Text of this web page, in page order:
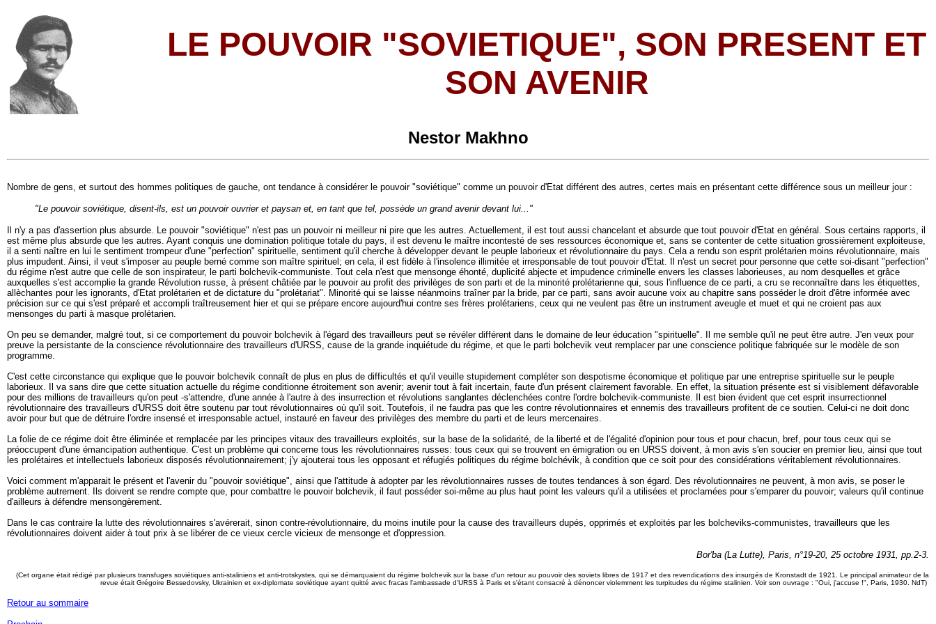
LE POUVOIR "SOVIETIQUE", SON PRESENT ET
SON AVENIR
Nestor Makhno
Nombre de gens, et surtout des hommes politiques de gauche, ont tendance à considérer le pouvoir "soviétique" comme un pouvoir d'Etat différent des autres, certes mais en présentant cette différence sous un meilleur jour :
"Le pouvoir soviétique, disent-ils, est un pouvoir ouvrier et paysan et, en tant que tel, possède un grand avenir devant lui..."
Il n'y a pas d'assertion plus absurde. Le pouvoir "soviétique" n'est pas un pouvoir ni meilleur ni pire que les autres. Actuellement, il est tout aussi chancelant et absurde que tout pouvoir d'Etat en général. Sous certains rapports, il
est même plus absurde que les autres. Ayant conquis une domination politique totale du pays, il est devenu le maître incontesté de ses ressources économique et, sans se contenter de cette situation grossièrement exploiteuse,
il a senti naître en lui le sentiment trompeur d'une "perfection" spirituelle, sentiment qu'il cherche à développer devant le peuple laborieux et révolutionnaire du pays. Cela a rendu son esprit prolétarien moins révolutionnaire, mais
plus impudent. Ainsi, il veut s'imposer au peuple berné comme son maître spirituel; en cela, il est fidèle à l'insolence illimitée et irresponsable de tout pouvoir d'Etat. Il n'est un secret pour personne que cette soi-disant "perfection"
du régime n'est autre que celle de son inspirateur, le parti bolchevik-communiste. Tout cela n'est que mensonge éhonté, duplicité abjecte et impudence criminelle envers les classes laborieuses, au nom desquelles et grâce
auxquelles s'est accomplie la grande Révolution russe, à présent châtiée par le pouvoir au profit des privilèges de son parti et de la minorité prolétarienne qui, sous l'influence de ce parti, a cru se reconnaître dans les étiquettes,
allèchantes pour les ignorants, d'Etat prolétarien et de dictature du "prolétariat". Minorité qui se laisse néanmoins traîner par la bride, par ce parti, sans avoir aucune voix au chapitre sans posséder le droit d'être informée avec
précision sur ce qui s'est préparé et accompli traîtreusement hier et qui se prépare encore aujourd'hui contre ses frères prolétariens, ceux qui ne veulent pas être un instrument aveugle et muet et qui ne croient pas aux
mensonges du parti à masque prolétarien.
On peu se demander, malgré tout, si ce comportement du pouvoir bolchevik à l'égard des travailleurs peut se révéler différent dans le domaine de leur éducation "spirituelle". Il me semble qu'il ne peut être autre. J'en veux pour
preuve la persistante de la conscience révolutionnaire des travailleurs d'URSS, cause de la grande inquiétude du régime, et que le parti bolchevik veut remplacer par une conscience politique fabriquée sur le modèle de son
programme.
C'est cette circonstance qui explique que le pouvoir bolchevik connaît de plus en plus de difficultés et qu'il veuille stupidement compléter son despotisme économique et politique par une entreprise spirituelle sur le peuple
laborieux. Il va sans dire que cette situation actuelle du régime conditionne étroitement son avenir; avenir tout à fait incertain, faute d'un présent clairement favorable. En effet, la situation présente est si visiblement défavorable
pour des millions de travailleurs qu'on peut -s'attendre, d'une année à l'autre à des insurrection et révolutions sanglantes déclenchées contre l'ordre bolchevik-communiste. Il est bien évident que cet esprit insurrectionnel
révolutionnaire des travailleurs d'URSS doit être soutenu par tout révolutionnaires où qu'il soit. Toutefois, il ne faudra pas que les contre révolutionnaires et ennemis des travailleurs profitent de ce soutien. Celui-ci ne doit donc
avoir pour but que de détruire l'ordre insensé et irresponsable actuel, instauré en faveur des privilèges des membre du parti et de leurs mercenaires.
La folie de ce régime doit être éliminée et remplacée par les principes vitaux des travailleurs exploités, sur la base de la solidarité, de la liberté et de l'égalité d'opinion pour tous et pour chacun, bref, pour tous ceux qui se
préoccupent d'une émancipation authentique. C'est un problème qui concerne tous les révolutionnaires russes: tous ceux qui se trouvent en émigration ou en URSS doivent, à mon avis s'en soucier en premier lieu, ainsi que tout
les prolétaires et intellectuels laborieux disposés révolutionnairement; j'y ajouterai tous les opposant et réfugiés politiques du régime bolchévik, à condition que ce soit pour des considérations véritablement révolutionnaires.
Voici comment m'apparait le présent et l'avenir du "pouvoir soviétique", ainsi que l'attitude à adopter par les révolutionnaires russes de toutes tendances à son égard. Des révolutionnaires ne peuvent, à mon avis, se poser le
problème autrement. Ils doivent se rendre compte que, pour combattre le pouvoir bolchevik, il faut posséder soi-même au plus haut point les valeurs qu'il a utilisées et proclamées pour s'emparer du pouvoir; valeurs qu'il continue
d'ailleurs à défendre mensongèrement.
Dans le cas contraire la lutte des révolutionnaires s'avérerait, sinon contre-révolutionnaire, du moins inutile pour la cause des travailleurs dupés, opprimés et exploités par les bolcheviks-communistes, travailleurs que les
révolutionnaires doivent aider à tout prix à se libérer de ce vieux cercle vicieux de mensonge et d'oppression.
Bor'ba (La Lutte), Paris, n°19-20, 25 octobre 1931, pp.2-3.
(Cet organe était rédigé par plusieurs transfuges soviétiques anti-staliniens et anti-trotskystes, qui se démarquaient du régime bolchevik sur la base d'un retour au pouvoir des soviets libres de 1917 et des revendications des insurgés de Kronstadt de 1921. Le principal animateur de la
revue était Grégoire Bessedovsky, Ukrainien et ex-diplomate soviétique ayant quitté avec fracas l'ambassade d'URSS à Paris et s'étant consacré à dénoncer violemment les turpitudes du régime stalinien. Voir son ouvrage : "Oui, j'accuse !", Paris, 1930. NdT)
Retour au sommaire